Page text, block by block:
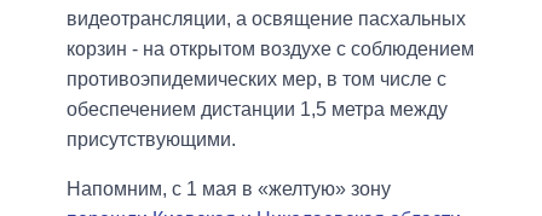
видеотрансляции, а освящение пасхальных
корзин - на открытом воздухе с соблюдением
противоэпидемических мер, в том числе с
обеспечением дистанции 1,5 метра между
присутствующими.
Напомним, с 1 мая в «желтую» зону